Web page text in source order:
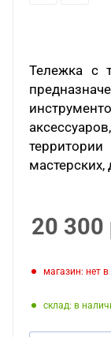
Тележка с
мастерских,
20 300
Магазин: нет
Склад: в